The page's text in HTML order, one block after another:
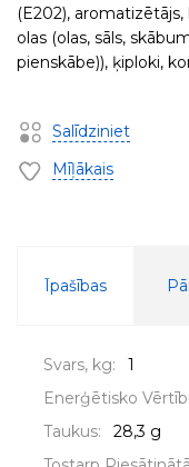
(E202), aromatizētājs,
olas (olas, sāls,
pienskābe)), ķiploki,
Salīdziniet
Mīļākais
Īpašības
Svars, kg:
1
Enerģētisko
Taukus:
28,3 g